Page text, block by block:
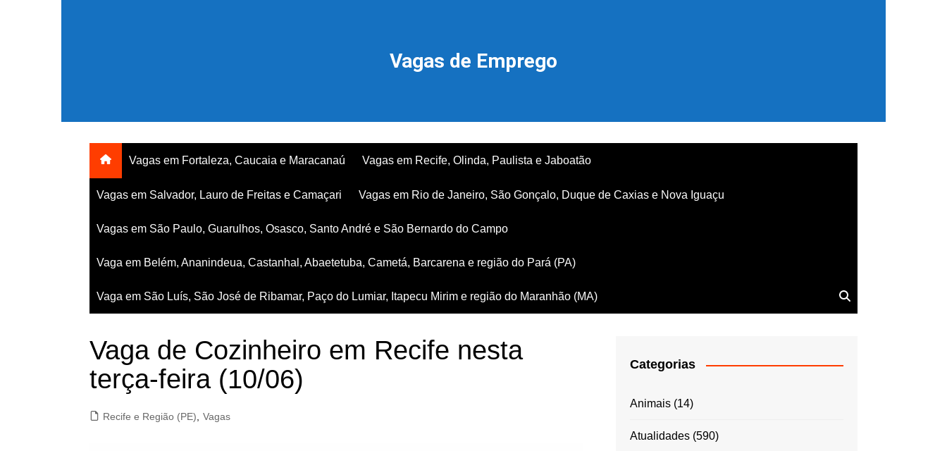
Vagas de Emprego
Vagas em Fortaleza, Caucaia e Maracanaú Vagas em Recife, Olinda, Paulista e Jaboatão
Vagas em Salvador, Lauro de Freitas e Camaçari Vagas em Rio de Janeiro, São Gonçalo, Duque de Caxias e Nova Iguaçu
Vagas em São Paulo, Guarulhos, Osasco, Santo André e São Bernardo do Campo
Vaga em Belém, Ananindeua, Castanhal, Abaetetuba, Cametá, Barcarena e região do Pará (PA)
Vaga em São Luís, São José de Ribamar, Paço do Lumiar, Itapecu Mirim e região do Maranhão (MA)
Vaga de Cozinheiro em Recife nesta
terça-feira (10/06)
Recife e Região (PE) Vagas
Categorias
Animais(14)
Atualidades(590)